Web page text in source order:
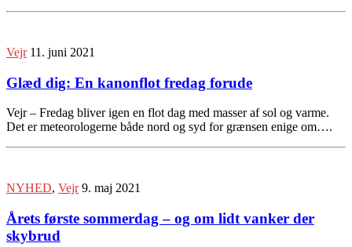
Vejr 11. juni 2021
Glæd dig: En kanonflot fredag forude
Vejr – Fredag bliver igen en flot dag med masser af sol og varme.
Det er meteorologerne både nord og syd for grænsen enige om….
NYHED, Vejr 9. maj 2021
Årets første sommerdag – og om lidt vanker der
skybrud